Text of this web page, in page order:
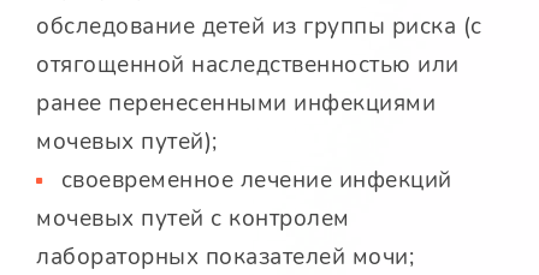
обследование детей из группы риска (с
отягощенной наследственностью или
ранее перенесенными инфекциями
мочевых путей);
своевременное лечение инфекций
мочевых путей с контролем
лабораторных показателей мочи;